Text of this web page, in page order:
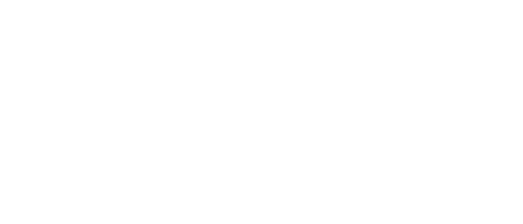
，打造广告科技产业极具规模与实效的春秋双季 “交易会”。